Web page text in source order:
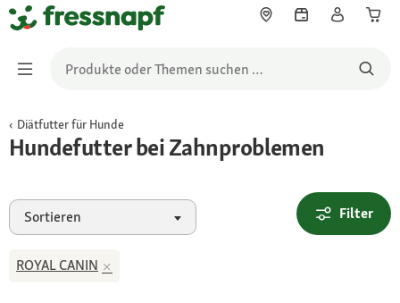
Diätfutter für Hunde
Hundefutter bei Zahnproblemen
Sortieren Filter
ROYAL CANIN